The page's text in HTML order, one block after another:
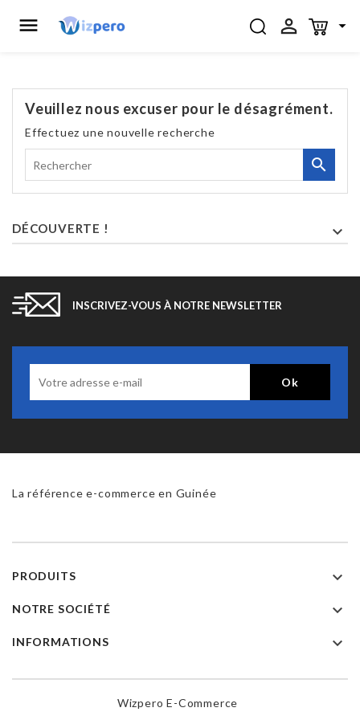
 

Veuillez nous excuser pour le désagrément.
Effectuez une nouvelle recherche

DÉCOUVERTE ! 
INSCRIVEZ-VOUS À NOTRE NEWSLETTER
La référence e-commerce en Guinée
PRODUITS 
NOTRE SOCIÉTÉ 
INFORMATIONS 
Wizpero E-Commerce